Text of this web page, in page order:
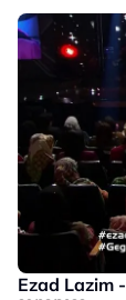
Ezad Lazim